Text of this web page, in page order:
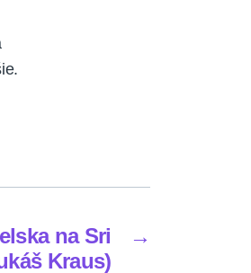
→
na Sri
Kraus)